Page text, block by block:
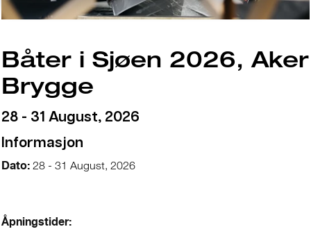
Båter i Sjøen 2026, Aker
Brygge
28 - 31 August, 2026
Informasjon
Dato: 28 - 31 August, 2026
Åpningstider: